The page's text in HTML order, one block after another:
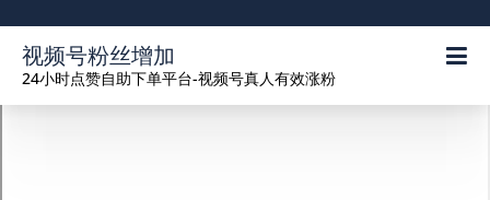
视频号粉丝增加
24小时点赞自助下单平台-视频号真人有效涨粉